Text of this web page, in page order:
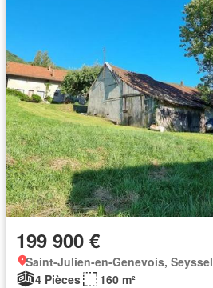
199 900 €
Saint-Julien-en-Genevois, Seyssel
4 Pièces
160 m²